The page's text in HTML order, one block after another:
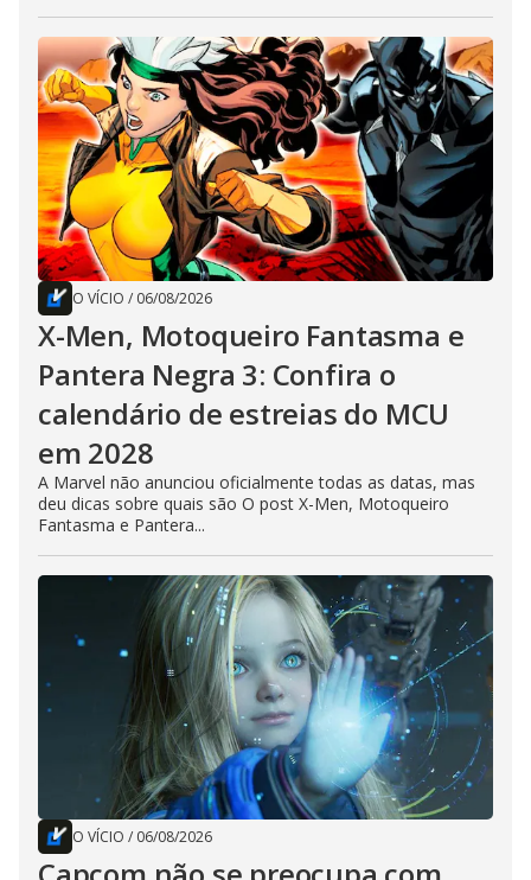
O VÍCIO / 06/08/2026
X-Men, Motoqueiro Fantasma e
Pantera Negra 3: Confira o
calendário de estreias do MCU
em 2028
A Marvel não anunciou oficialmente todas as datas, mas
deu dicas sobre quais são O post X-Men, Motoqueiro
Fantasma e Pantera...
O VÍCIO / 06/08/2026